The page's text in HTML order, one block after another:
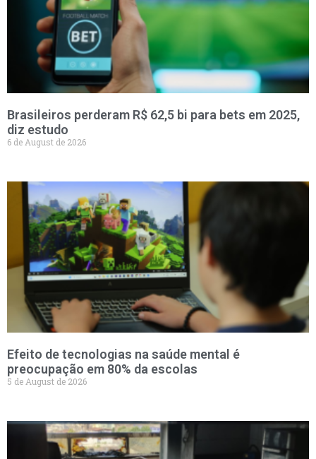
Brasileiros perderam R$ 62,5 bi para bets em 2025,
diz estudo
6 de August de 2026
Efeito de tecnologias na saúde mental é
preocupação em 80% da escolas
5 de August de 2026